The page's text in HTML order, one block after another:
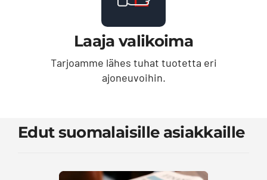
Laaja valikoima
Tarjoamme lähes tuhat tuotetta eri
ajoneuvoihin.
Edut suomalaisille asiakkaille